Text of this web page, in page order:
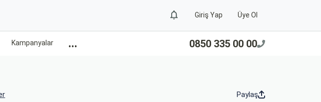
Giriş Yap Üye Ol
Kampanyalar ... 0850 335 00 00
Paylaş